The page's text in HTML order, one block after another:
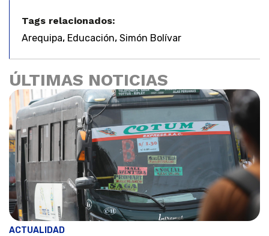
Tags relacionados:
Arequipa, Educación, Simón Bolívar
ÚLTIMAS NOTICIAS
ACTUALIDAD